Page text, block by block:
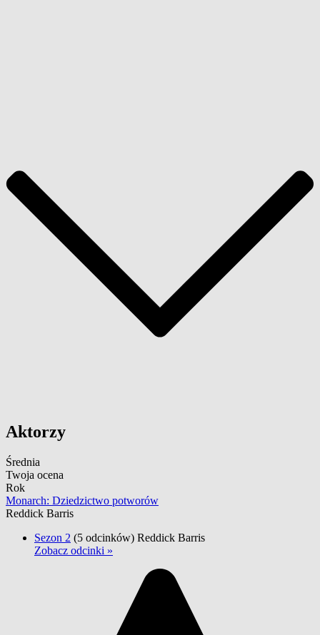
Aktorzy
Średnia
Twoja ocena
Rok
Monarch: Dziedzictwo potworów
Reddick Barris
Sezon 2 (5 odcinków) Reddick Barris
Zobacz odcinki »